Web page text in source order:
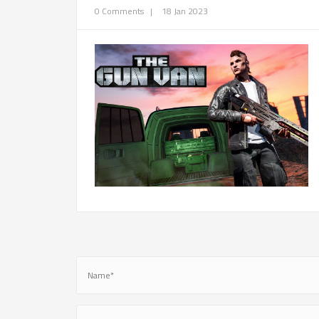
0 Comments | 18 Jan 2023